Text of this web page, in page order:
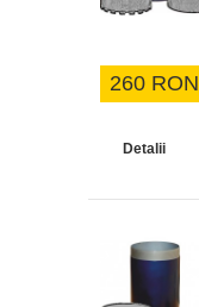
260 RON
Detalii